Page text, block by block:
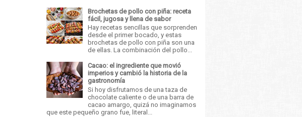
Brochetas de pollo con piña: receta
fácil, jugosa y llena de sabor
Hay recetas sencillas que sorprenden
desde el primer bocado, y estas
brochetas de pollo con piña son una
de ellas. La combinación del pollo...
Cacao: el ingrediente que movió
imperios y cambió la historia de la
gastronomía
Si hoy disfrutamos de una taza de
chocolate caliente o de una barra de
cacao amargo, quizá no imaginamos
que este pequeño grano fue, literal...